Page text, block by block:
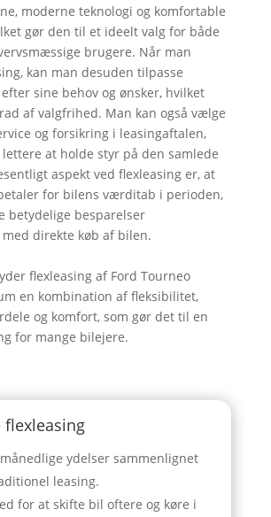
moderne teknologi og komfortable
gør den til et ideelt valg for både
brugere. Når man
kan man desuden tilpasse
sine behov og ønsker, hvilket
af valgfrihed. Man kan også vælge
og forsikring i leasingaftalen,
at holde styr på den samlede
aspekt ved flexleasing er, at
for bilens værditab i perioden,
betydelige besparelser
direkte køb af bilen.
flexleasing af Ford Tourneo
en kombination af fleksibilitet,
og komfort, som gør det til en
for mange bilejere.
flexleasing
ydelser sammenlignet
leasing.
for at skifte bil oftere og køre i